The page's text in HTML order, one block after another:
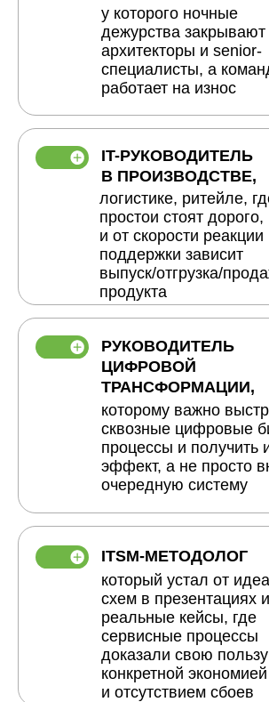
РУКОВОДИТЕЛЬ
ЦИФРОВОЙ
ТРАНСФОРМАЦИИ,
которому важно
сквозные цифровые
процессы и получить
эффект, а не просто
очередную систему
ITSM-МЕТОДОЛОГ
который устал от
схем в презентациях
реальные кейсы, где
сервисные процессы
доказали свою пользу
конкретной экономией
и отсутствием сбоев
IT-РУКОВОДИТЕЛЬ
В ПРОИЗВОДСТВЕ,
логистике, ритейле,
простои стоят дорого,
и от скорости реакции
поддержки зависит
выпуск/отгрузка/
продукта
у которого ночные
дежурства закрывают
архитекторы и senior-
специалисты, а
работает на износ